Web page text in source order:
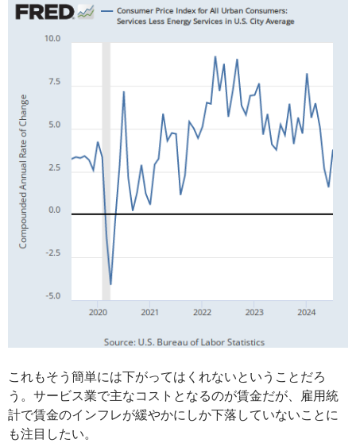
これもそう簡単には下がってはくれないということだろ
う。サービス業で主なコストとなるのが賃金だが、雇用統
計で賃金のインフレが緩やかにしか下落していないことに
も注目したい。